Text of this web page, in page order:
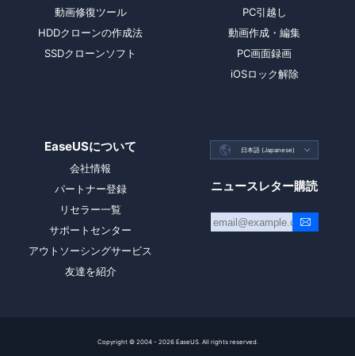
動画修復ツール
HDDクローンの作成法
SSDクローンソフト
PC引越し
動画作成・編集
PC画面録画
iOSロック解除
EaseUSについて
会社情報
パートナー登録
リセラー一覧
サポートセンター
アウトソーシングサービス
友達を紹介
 日本語 (Japanese) 
ニュースレター購読
Copyright © 2004 - 2026EaseUS. All rights reserved.